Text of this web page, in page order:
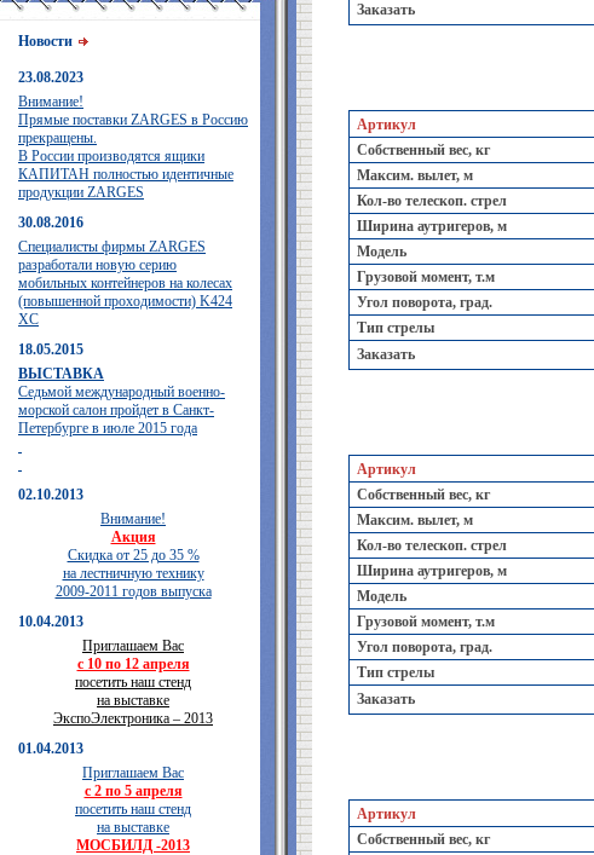
Новости
23.08.2023
Внимание!
Прямые поставки ZARGES в Россию
прекращены.
В России производятся ящики
КАПИТАН полностью идентичные
продукции ZARGES
30.08.2016
Специалисты фирмы ZARGES
разработали новую серию
мобильных контейнеров на колесах
(повышенной проходимости) K424
XC
18.05.2015
ВЫСТАВКА
Седьмой международный военно-
морской салон пройдет в Санкт-
Петербурге в июле 2015 года
02.10.2013
Внимание!
Акция
Скидка от 25 до 35 %
на лестничную технику
2009-2011 годов выпуска
10.04.2013
Приглашаем Вас
с 10 по 12 апреля
посетить наш стенд
на выставке
ЭкспоЭлектроника – 2013
01.04.2013
Приглашаем Вас
с 2 по 5 апреля
посетить наш стенд
на выставке
МОСБИЛД -2013
Заказать
Артикул
Собственный вес, кг
Максим. вылет, м
Кол-во телескоп. стрел
Ширина аутригеров, м
Модель
Грузовой момент, т.м
Угол поворота, град.
Тип стрелы
Заказать
Артикул
Собственный вес, кг
Максим. вылет, м
Кол-во телескоп. стрел
Ширина аутригеров, м
Модель
Грузовой момент, т.м
Угол поворота, град.
Тип стрелы
Заказать
Артикул
Собственный вес, кг